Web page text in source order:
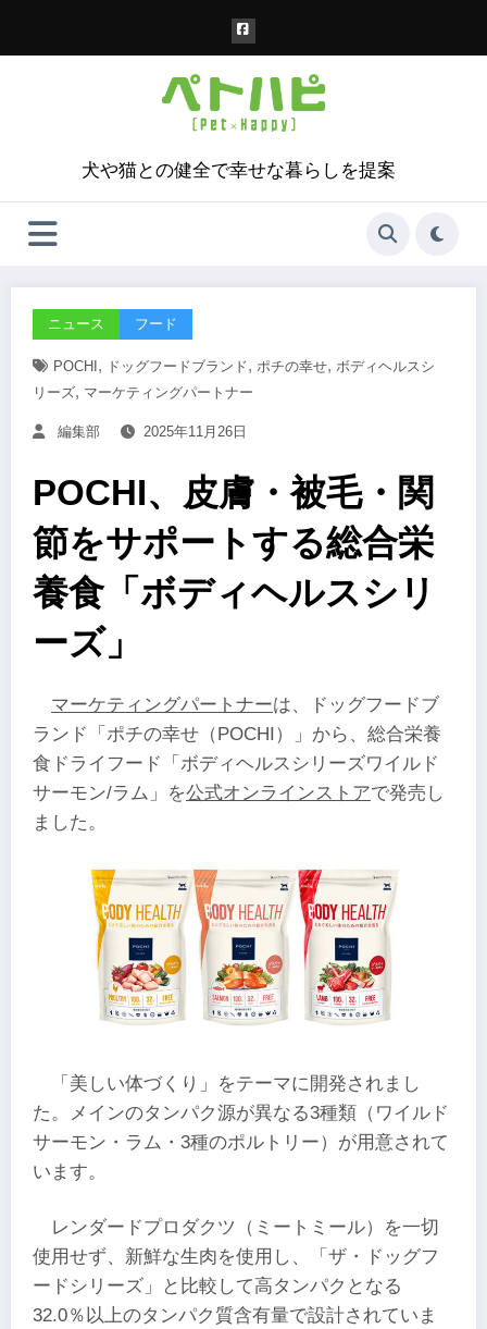
犬や猫との健全で幸せな暮らしを提案
ニュース フード
POCHI , ドッグフードブランド, ポチの幸せ, ボディヘルスシ
リーズ, マーケティングパートナー
編集部 2025年11月26日
POCHI、皮膚・被毛・関
節をサポートする総合栄
養食「ボディヘルスシリ
ーズ」
マーケティングパートナーは、ドッグフードブ
ランド「ポチの幸せ（POCHI）」から、総合栄養
食ドライフード「ボディヘルスシリーズワイルド
サーモン/ラム」を公式オンラインストアで発売し
ました。
「美しい体づくり」をテーマに開発されまし
た。メインのタンパク源が異なる3種類（ワイルド
サーモン・ラム・3種のポルトリー）が用意されて
います。
レンダードプロダクツ（ミートミール）を一切
使用せず、新鮮な生肉を使用し、「ザ・ドッグフ
ードシリーズ」と比較して高タンパクとなる
32.0％以上のタンパク質含有量で設計されていま